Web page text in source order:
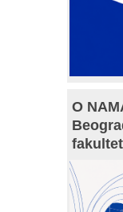
O
fakultet